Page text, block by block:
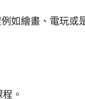
如繪畫、電玩或
。